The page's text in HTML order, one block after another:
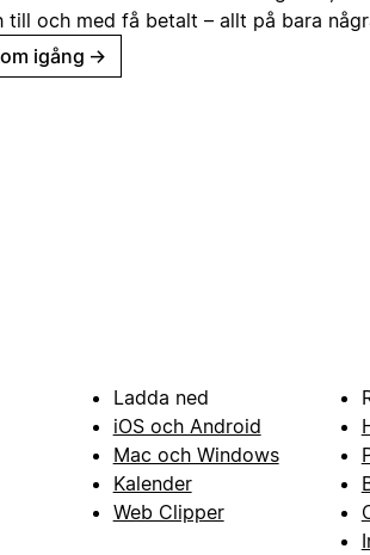
till och med få betalt – allt på bara
igång →
Ladda ned
iOS och Android
Mac och Windows
Kalender
Web Clipper